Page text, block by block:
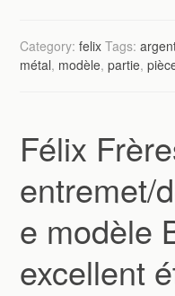
Category:felix Tags:
métal, modèle,partie,
Félix
entremet/
e modèle
excellent